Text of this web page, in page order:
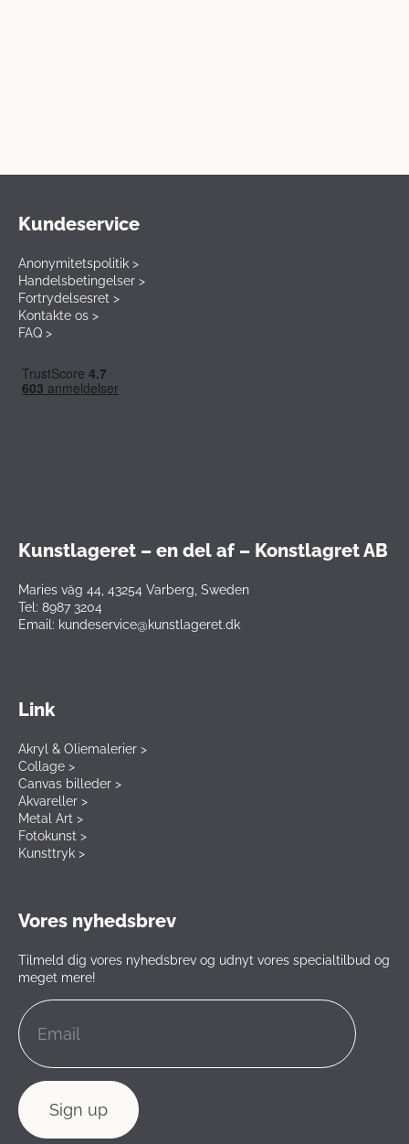
Kundeservice
Anonymitetspolitik >
Handelsbetingelser >
Fortrydelsesret >
Kontakte os >
FAQ >
Kunstlageret – en del af – Konstlagret AB
Maries väg 44, 43254 Varberg, Sweden
Tel: 8987 3204
Email: kundeservice@kunstlageret.dk
Link
Akryl & Oliemalerier >
Collage >
Canvas billeder >
Akvareller >
Metal Art >
Fotokunst >
Kunsttryk >
Vores nyhedsbrev
Tilmeld dig vores nyhedsbrev og udnyt vores specialtilbud og
meget mere!